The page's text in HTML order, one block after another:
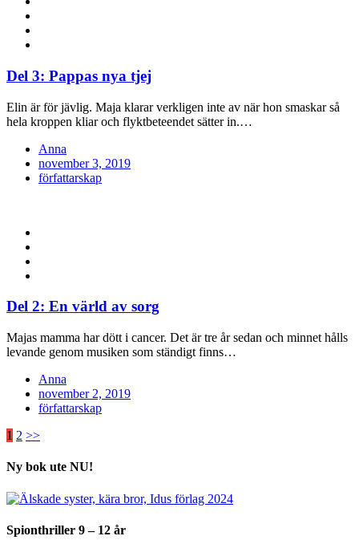
Del 3: Pappas nya tjej
Elin är för jävlig. Maja klarar verkligen inte av när hon smaskar så
hela kroppen kliar och flyktbeteendet sätter in.…
Anna
Posted
on
november 3, 2019
författarskap
Del 2: En värld av sorg
Majas mamma har dött i cancer. Det är tre år sedan och minnet hålls
levande genom musiken som ständigt finns…
Anna
Posted
on
november 2, 2019
författarskap
Inläggsnavigering
1 2 >>
Ny bok ute NU!
Spionthriller 9 – 12 år